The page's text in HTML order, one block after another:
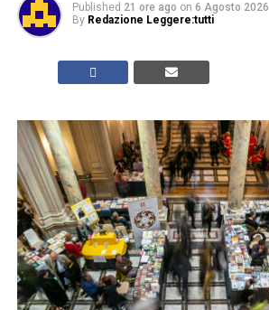
Published 21 ore ago on 6 Agosto 2026
By Redazione Leggere:tutti